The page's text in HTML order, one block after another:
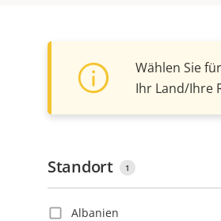
Wählen Sie
Ihr Land/Ihre
Standort 1
Albanien